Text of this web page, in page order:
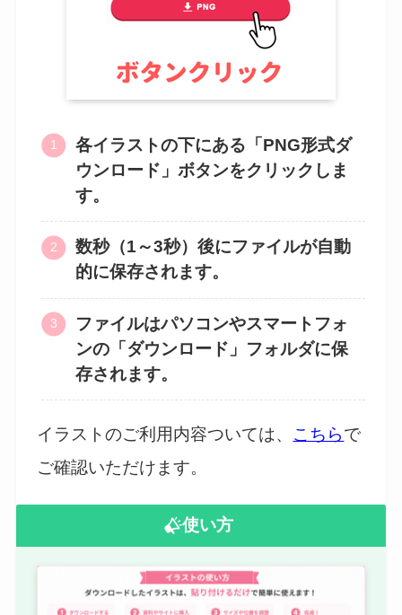
各イラストの下にある「PNG形式ダ
ウンロード」ボタンをクリックしま
す。
数秒（1～3秒）後にファイルが自動
的に保存されます。
ファイルはパソコンやスマートフォ
ンの「ダウンロード」フォルダに保
存されます。
イラストのご利用内容ついては、 こちらで
ご確認いただけます。
使い方